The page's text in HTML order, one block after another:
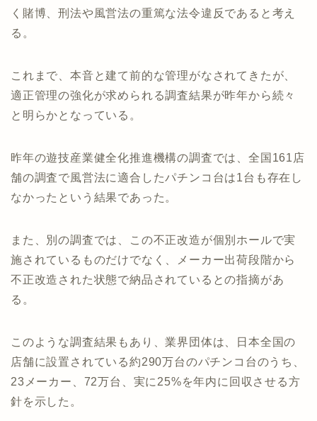
く賭博、刑法や風営法の重篤な法令違反であると考え
る。
これまで、本音と建て前的な管理がなされてきたが、
適正管理の強化が求められる調査結果が昨年から続々
と明らかとなっている。
昨年の遊技産業健全化推進機構の調査では、全国161店
舗の調査で風営法に適合したパチンコ台は1台も存在し
なかったという結果であった。
また、別の調査では、この不正改造が個別ホールで実
施されているものだけでなく、メーカー出荷段階から
不正改造された状態で納品されているとの指摘があ
る。
このような調査結果もあり、業界団体は、日本全国の
店舗に設置されている約290万台のパチンコ台のうち、
23メーカー、72万台、実に25%を年内に回収させる方
針を示した。